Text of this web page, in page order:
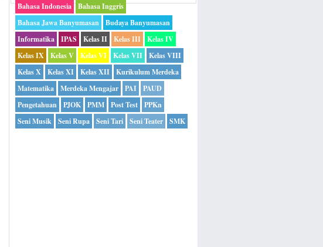
Bahasa Indonesia
Bahasa Inggris
Bahasa Jawa Banyumasan
Budaya Banyumasan
Informatika
IPAS Kelas II Kelas III
Kelas IV
Kelas IX
Kelas V Kelas VI Kelas VII
Kelas VIII
Kelas X
Kelas XI Kelas XII
Kurikulum Merdeka
Matematika
Merdeka Mengajar PAI
PAUD
Pengetahuan
PJOK PMM Post Test
PPKn
Seni Musik
Seni Rupa Seni Tari Seni Teater SMK